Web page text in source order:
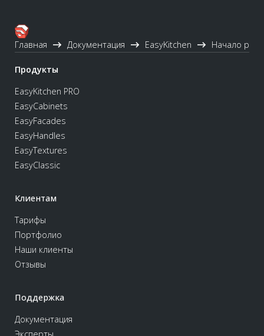
Главная Документация EasyKitchen Начало
Продукты
EasyKitchen PRO
EasyCabinets
EasyFacades
EasyHandles
EasyTextures
EasyClassic
Клиентам
Тарифы
Портфолио
Наши клиенты
Отзывы
Поддержка
Документация